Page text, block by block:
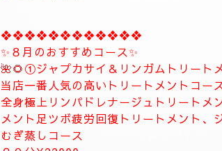
❖❖❖❖❖❖❖❖❖❖❖❖
✨８月のおすすめコース✨
🌺🌻①ジャプカサイ＆リンガムトリート
当店一番人気の高いトリートメントコー
全身極上リンパドレナージュトリートメ
メント足ツボ疲労回復トリートメント、
むぎ蒸しコース